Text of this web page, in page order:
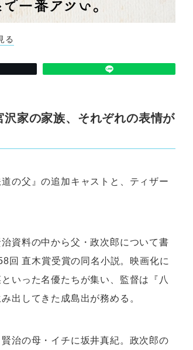
る
家の家族、それぞれの表情が
の父』の追加キャストと、ティザー
資料の中から父・政次郎について書
回 直木賞受賞の同名小説。映画化に
いった名優たちが集い、監督は『八
出してきた成島出が務める。
治の母・イチに坂井真紀。政次郎の